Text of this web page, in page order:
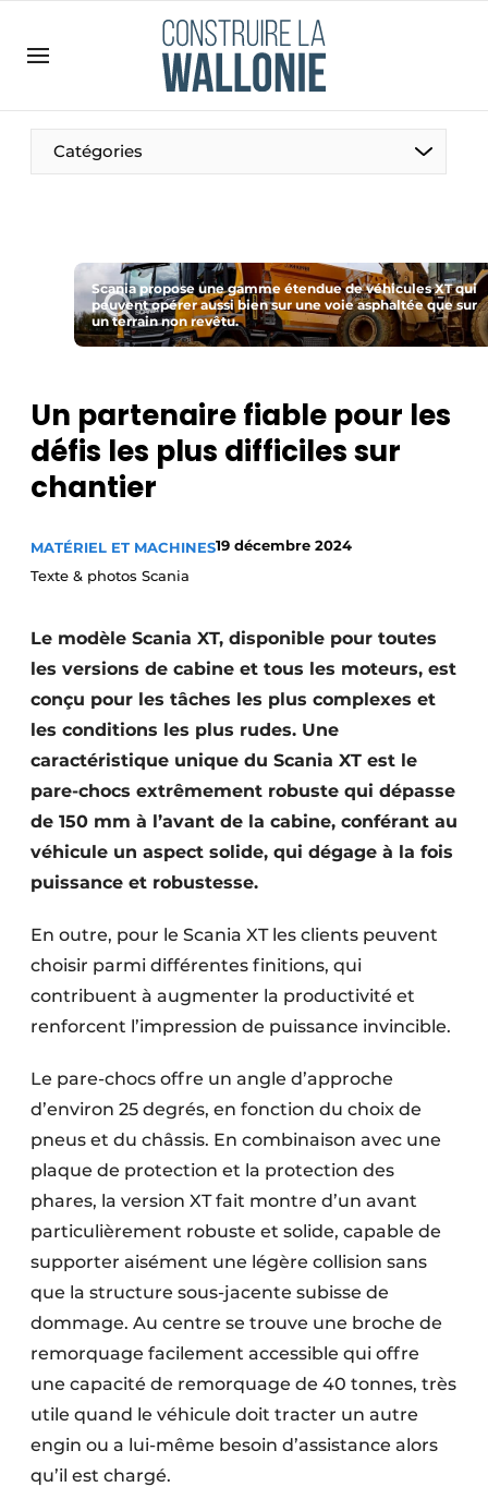
Emploi
Enregistrer une offre d’emploi
Meest gelezen
Newsletter
Privacy / Cookie statement
S’inscrire à l’événement
S’inscrire
Video’s
Catégories
Contrôle d’accès
Éclairage
Fondations
Façades
Infrastructures souterraines et égouttage
Protection solaire
Sécurité incendie
Software
Techniques ferroviaires
Travaux ferroviaires
Scania propose une gamme étendue de véhicules XT qui
peuvent opérer aussi bien sur une voie asphaltée que sur
un terrain non revêtu.
Un partenaire fiable pour les
défis les plus difficiles sur
chantier
MATÉRIEL ET MACHINES19 décembre 2024
Texte & photos Scania
Le modèle Scania XT, disponible pour toutes
les versions de cabine et tous les moteurs, est
conçu pour les tâches les plus complexes et
les conditions les plus rudes. Une
caractéristique unique du Scania XT est le
pare-chocs extrêmement robuste qui dépasse
de 150 mm à l’avant de la cabine, conférant au
véhicule un aspect solide, qui dégage à la fois
puissance et robustesse.
En outre, pour le Scania XT les clients peuvent
choisir parmi différentes finitions, qui
contribuent à augmenter la productivité et
renforcent l’impression de puissance invincible.
Le pare-chocs offre un angle d’approche
d’environ 25 degrés, en fonction du choix de
pneus et du châssis. En combinaison avec une
plaque de protection et la protection des
phares, la version XT fait montre d’un avant
particulièrement robuste et solide, capable de
supporter aisément une légère collision sans
que la structure sous-jacente subisse de
dommage. Au centre se trouve une broche de
remorquage facilement accessible qui offre
une capacité de remorquage de 40 tonnes, très
utile quand le véhicule doit tracter un autre
engin ou a lui-même besoin d’assistance alors
qu’il est chargé.